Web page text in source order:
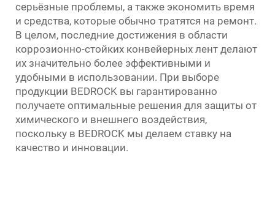
серьёзные проблемы, а также экономить время
и средства, которые обычно тратятся на ремонт.
В целом, последние достижения в области
коррозионно-стойких конвейерных лент делают
их значительно более эффективными и
удобными в использовании. При выборе
продукции BEDROCK вы гарантированно
получаете оптимальные решения для защиты от
химического и внешнего воздействия,
поскольку в BEDROCK мы делаем ставку на
качество и инновации.